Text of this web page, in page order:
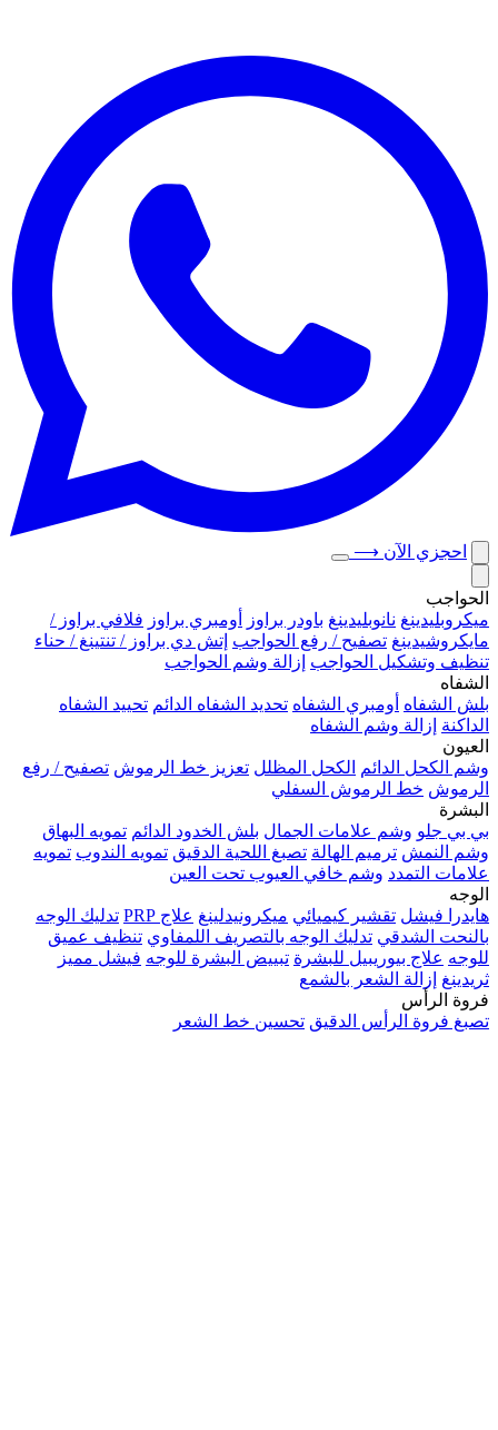
احجزي الآن ⟶
الحواجب
ميكروبلیدينغ نانوبليدينغ باودر براوز أومبري براوز فلافي براوز /
مايكروشيدينغ تصفيح / رفع الحواجب إتش دي براوز / تنتينغ / حناء
تنظيف وتشكيل الحواجب إزالة وشم الحواجب
الشفاه
بلش الشفاه أومبري الشفاه تحديد الشفاه الدائم تحييد الشفاه
الداكنة إزالة وشم الشفاه
العيون
وشم الكحل الدائم
الكحل المظلل تعزيز خط الرموش تصفيح / رفع
الرموش خط الرموش السفلي
البشرة
بي بي جلو وشم علامات الجمال بلش الخدود الدائم تمويه البهاق
وشم النمش ترميم الهالة تصبغ اللحية الدقيق تمويه الندوب تمويه
علامات التمدد وشم خافي العيوب تحت العين
الوجه
هايدرا فيشل تقشير كيميائي ميكرونيدلينغ علاج PRP
تدليك الوجه
بالنحت الشدقي تدليك الوجه بالتصريف اللمفاوي تنظيف عميق
للوجه علاج بيوريبيل للبشرة تبييض البشرة للوجه فيشل مميز
ثريدينغ إزالة الشعر بالشمع
فروة الرأس
تصبغ فروة الرأس الدقيق تحسين خط الشعر